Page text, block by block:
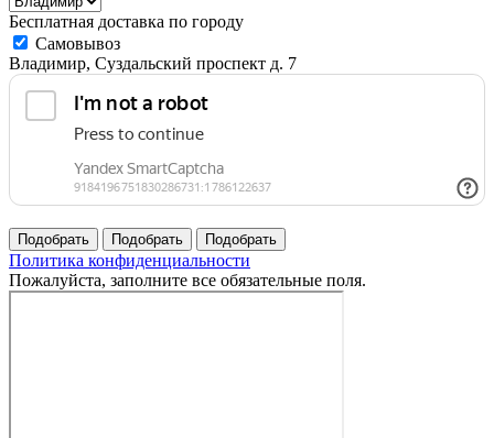
Бесплатная доставка по городу
Самовывоз
Владимир, Суздальский проспект д. 7
Политика конфиденциальности
Пожалуйста, заполните все обязательные поля.